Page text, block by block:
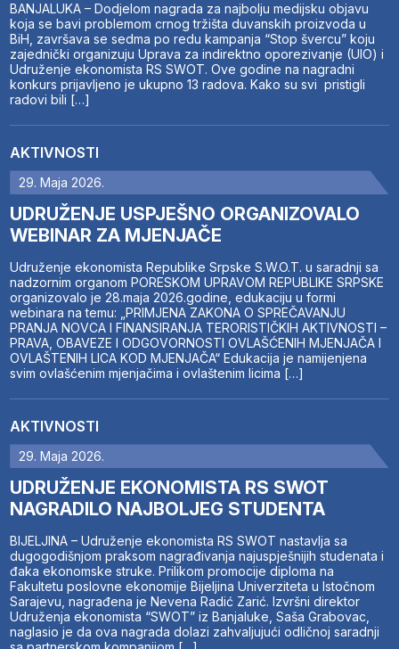
BANJALUKA – Dodjelom nagrada za najbolju medijsku objavu
koja se bavi problemom crnog tržišta duvanskih proizvoda u
BiH, završava se sedma po redu kampanja “Stop švercu” koju
zajednički organizuju Uprava za indirektno oporezivanje (UIO) i
Udruženje ekonomista RS SWOT. Ove godine na nagradni
konkurs prijavljeno je ukupno 13 radova. Kako su svi pristigli
radovi bili […]
AKTIVNOSTI
29. Maja 2026.
UDRUŽENJE USPJEŠNO ORGANIZOVALO
WEBINAR ZA MJENJAČE
Udruženje ekonomista Republike Srpske S.W.O.T. u saradnji sa
nadzornim organom PORESKOM UPRAVOM REPUBLIKE SRPSKE
organizovalo je 28.maja 2026.godine, edukaciju u formi
webinara na temu: „PRIMJENA ZAKONA O SPREČAVANJU
PRANJA NOVCA I FINANSIRANJA TERORISTIČKIH AKTIVNOSTI –
PRAVA, OBAVEZE I ODGOVORNOSTI OVLAŠĆENIH MJENJAČA I
OVLAŠTENIH LICA KOD MJENJAČA“ Edukacija je namijenjena
svim ovlašćenim mjenjačima i ovlaštenim licima […]
AKTIVNOSTI
29. Maja 2026.
UDRUŽENJE EKONOMISTA RS SWOT
NAGRADILO NAJBOLJEG STUDENTA
BIJELJINA – Udruženje ekonomista RS SWOT nastavlja sa
dugogodišnjom praksom nagrađivanja najuspješnijih studenata i
đaka ekonomske struke. Prilikom promocije diploma na
Fakultetu poslovne ekonomije Bijeljina Univerziteta u Istočnom
Sarajevu, nagrađena je Nevena Radić Zarić. Izvršni direktor
Udruženja ekonomista “SWOT” iz Banjaluke, Saša Grabovac,
naglasio je da ova nagrada dolazi zahvaljujući odličnoj saradnji